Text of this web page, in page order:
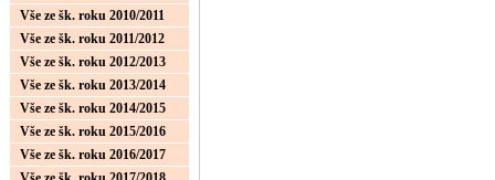
Vše ze šk. roku 2010/2011
Vše ze šk. roku 2011/2012
Vše ze šk. roku 2012/2013
Vše ze šk. roku 2013/2014
Vše ze šk. roku 2014/2015
Vše ze šk. roku 2015/2016
Vše ze šk. roku 2016/2017